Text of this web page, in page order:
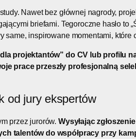
Nawet bez głównej nagrody,
briefami. Tegoroczne hasło to
same, inspirowane momentami,
projektantów” do CV lub profilu
prace przeszły profesjonalną
od jury ekspertów
przez jurorów. Wysyłając
talentów do współpracy przy